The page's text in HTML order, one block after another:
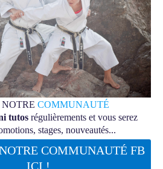
COMMUNAUTÉ
tutosrégulièrements et vous serez
stages, nouveautés...
COMMUNAUTÉ FB
ICI !